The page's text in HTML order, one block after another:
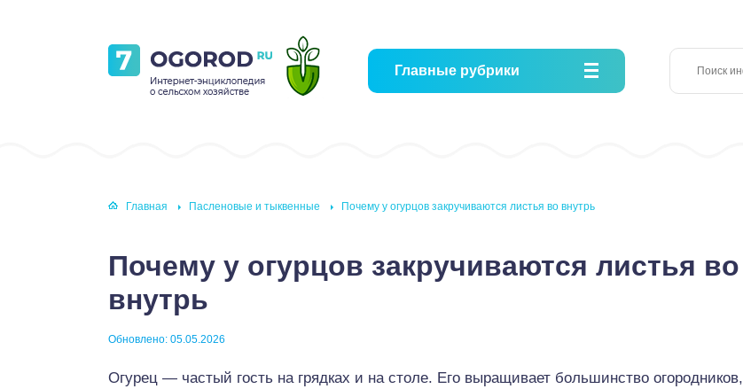
Главные рубрики
Главная Пасленовые и тыквенные Почему у огурцов закручиваются листья во внутрь
Почему у огурцов закручиваются листья во
внутрь
Обновлено: 05.05.2026
Огурец — частый гость на грядках и на столе. Его выращивает большинство огородников,